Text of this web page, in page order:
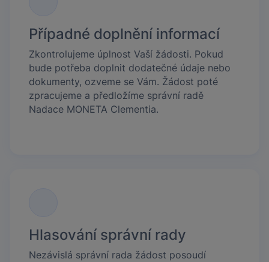
Případné doplnění informací
Zkontrolujeme úplnost Vaší žádosti. Pokud
bude potřeba doplnit dodatečné údaje nebo
dokumenty, ozveme se Vám. Žádost poté
zpracujeme a předložíme správní radě
Nadace MONETA Clementia.
Hlasování správní rady
Nezávislá správní rada žádost posoudí